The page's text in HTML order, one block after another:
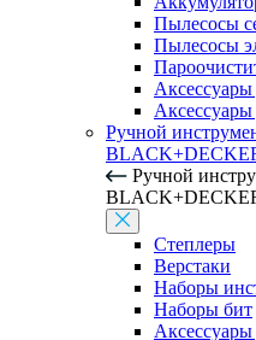
Пылесосы
Пылесосы
Аксессуары
Ручной
Ручной
Степлеры
Верстаки
Наборы
Наборы бит